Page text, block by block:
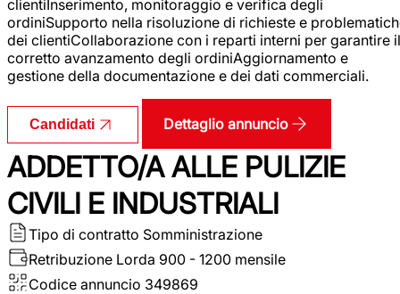
clientiInserimento, monitoraggio e verifica degli
ordiniSupporto nella risoluzione di richieste e
dei clientiCollaborazione con i reparti interni per garantire il
corretto avanzamento degli ordiniAggiornamento e
gestione della documentazione e dei dati commerciali.
Candidati Dettaglio annuncio
ADDETTO/A ALLE PULIZIE
CIVILI E INDUSTRIALI
Tipo di contratto Somministrazione
Retribuzione Lorda 900 - 1200 mensile
Codice annuncio 349869